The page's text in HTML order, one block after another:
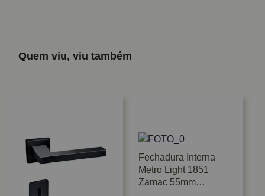
Quem viu, viu também
Fechadura Interna
Metro Light 1851
Zamac 55mm